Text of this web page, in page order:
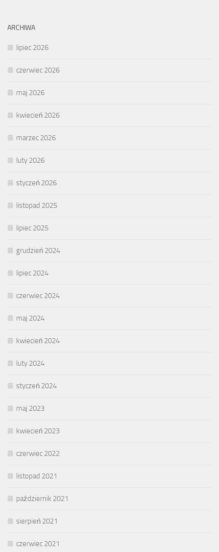
ARCHIWA
lipiec 2026
czerwiec 2026
maj 2026
kwiecień 2026
marzec 2026
luty 2026
styczeń 2026
listopad 2025
lipiec 2025
grudzień 2024
lipiec 2024
czerwiec 2024
maj 2024
kwiecień 2024
luty 2024
styczeń 2024
maj 2023
kwiecień 2023
czerwiec 2022
listopad 2021
październik 2021
sierpień 2021
czerwiec 2021